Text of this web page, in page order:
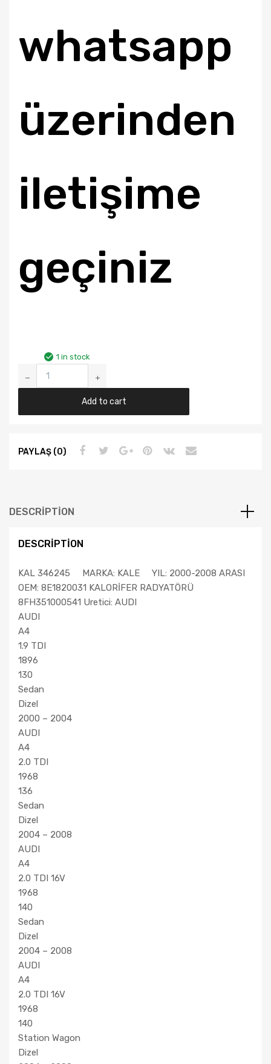
whatsapp
üzerinden
iletişime
geçiniz
1 in stock
AUDI
A4
KALORİFER
RADYATÖRÜ
2008
Add to cart
PAYLAŞ (0)
DESCRIPTION
DESCRIPTION
KAL 346245 MARKA: KALE YIL: 2000-2008 ARASI
OEM: 8E1820031 KALORİFER RADYATÖRÜ
8FH351000541 Uretici: AUDI
AUDI
A4
1.9 TDI
1896
130
Sedan
Dizel
2000 – 2004
AUDI
A4
2.0 TDI
1968
136
Sedan
Dizel
2004 – 2008
AUDI
A4
2.0 TDI 16V
1968
140
Sedan
Dizel
2004 – 2008
AUDI
A4
2.0 TDI 16V
1968
140
Station Wagon
Dizel